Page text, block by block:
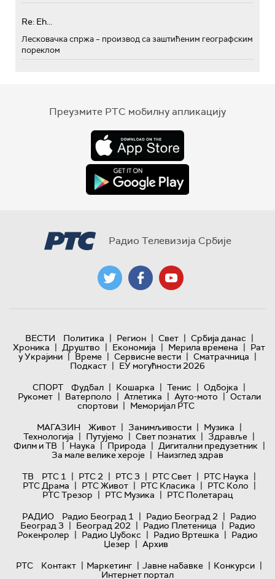
Re: Eh...
Лесковачка спржа – производ са заштићеним географским
пореклом
Преузмите РТС мобилну апликацију
Радио Телевизија Србије
ВЕСТИ Политика | Регион | Свет | Србија данас |
Хроника | Друштво | Економија | Мерила времена | Рат
у Украјини | Време | Сервисне вести | Сматрачница |
Подкаст | ЕУ могућности 2026
СПОРТ
Фудбал | Кошарка | Тенис | Одбојка |
Рукомет | Ватерполо | Атлетика | Ауто-мото | Остали
спортови | Меморијал РТС
МАГАЗИН
Живот | Занимљивости | Музика |
Технологијa | Путујемо | Свет познатих | Здравље |
Филм и ТВ | Наука | Природа | Дигитални предузетник |
За мале велике хероје | Наизглед здрав
ТВ
РТС 1 | РТС 2 | РТС 3 | РТС Свет | РТС Наука |
РТС Драма | РТС Живот | РТС Класика | РТС Коло |
РТС Трезор | РТС Музика | РТС Полетарац
РАДИО
Радио Београд 1 | Радио Београд 2 | Радио
Београд 3 | Београд 202 | Радио Плетеница | Радио
Рокенролер | Радио Џубокс | Радио Вртешка | Радио
Џезер | Архив
РТС
Контакт | Маркетинг | Јавне набавке | Конкурси |
Интернет портал